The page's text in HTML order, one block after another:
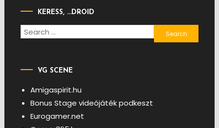
KERESS, …DROID
Search
for:
VG SCENE
Amigaspirit.hu
Bonus Stage videójáték podkeszt
Eurogamer.net